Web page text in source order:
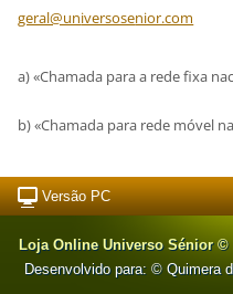
geral@universosenior.com
a) «Chamada para a rede fixa
b) «Chamada para rede móvel
Versão PC
Loja Online Universo Sénior ©
Desenvolvido para: © Quimera